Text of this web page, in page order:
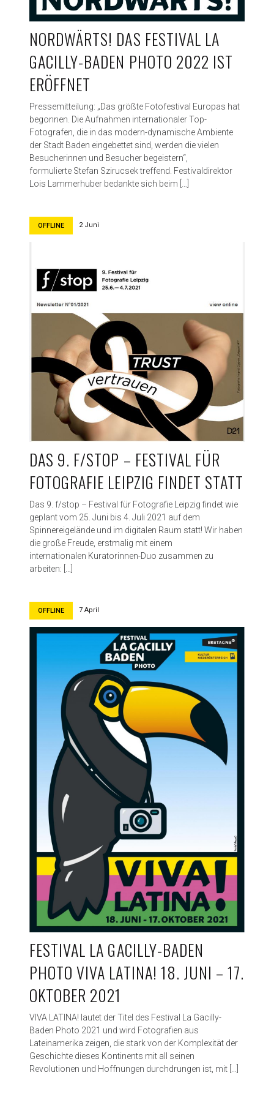
T
a
e
i
–
3
6
5
T
a
g
n
e
NORDWÄRTS! DAS FESTIVAL LA
GACILLY-BADEN PHOTO 2022 IST
ERÖFFNET
Pressemitteilung: „Das größte Fotofestival Europas hat
begonnen. Die Aufnahmen internationaler Top-
Fotografen, die in das modern-dynamische Ambiente
der Stadt Baden eingebettet sind, werden die vielen
Besucherinnen und Besucher begeistern“,
formulierte Stefan Szirucsek treffend. Festivaldirektor
Lois Lammerhuber bedankte sich beim […]
OFFLINE 2 Juni
DAS 9. F/STOP – FESTIVAL FÜR
FOTOGRAFIE LEIPZIG FINDET STATT
Das 9. f/stop – Festival für Fotografie Leipzig findet wie
geplant vom 25. Juni bis 4. Juli 2021 auf dem
Spinnereigelände und im digitalen Raum statt! Wir haben
die große Freude, erstmalig mit einem
internationalen Kuratorinnen-Duo zusammen zu
arbeiten: […]
OFFLINE 7 April
FESTIVAL LA GACILLY-BADEN
PHOTO VIVA LATINA! 18. JUNI – 17.
OKTOBER 2021
VIVA LATINA! lautet der Titel des Festival La Gacilly-
Baden Photo 2021 und wird Fotografien aus
Lateinamerika zeigen, die stark von der Komplexität der
Geschichte dieses Kontinents mit all seinen
Revolutionen und Hoffnungen durchdrungen ist, mit […]